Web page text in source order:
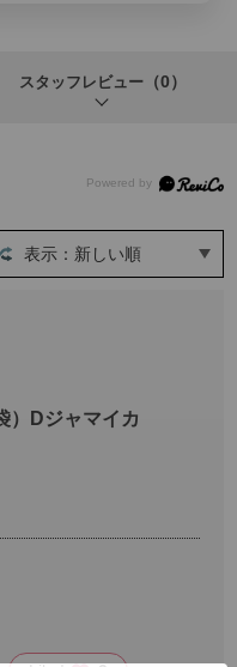
スタッフレビュー （0）
表示：新しい順
）Dジャマイカ